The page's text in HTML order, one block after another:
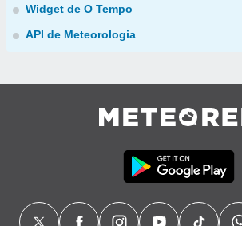
Widget de O Tempo
API de Meteorologia